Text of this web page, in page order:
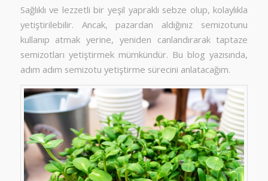
Sağlıklı ve lezzetli bir yeşil yapraklı sebze olup, kolaylıkla
yetiştirilebilir. Ancak, pazardan aldığınız semizotunu
kullanıp atmak yerine, yeniden canlandırarak taptaze
semizotları yetiştirmek mümkündür. Bu blog yazısında,
adım adım semizotu yetiştirme sürecini anlatacağım.